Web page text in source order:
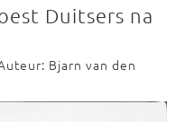
Duitsers na
Bjarn van den